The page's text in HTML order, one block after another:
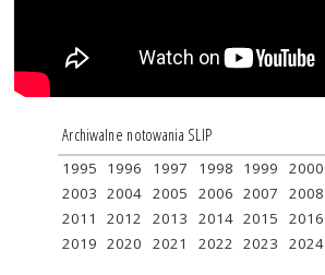
Archiwalne notowania SLIP
1995 1996 1997 1998 1999 2000
2003 2004 2005 2006 2007 2008
2011
2012 2013 2014 2015 2016
2019 2020 2021 2022 2023 2024